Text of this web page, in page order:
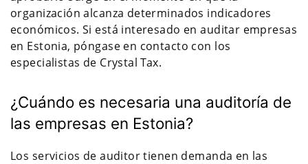
organización alcanza determinados indicadores
económicos. Si está interesado en auditar empresas
en Estonia, póngase en contacto con los
especialistas de Crystal Tax.
¿Cuándo es necesaria una auditoría de
las empresas en Estonia?
Los servicios de auditor tienen demanda en las